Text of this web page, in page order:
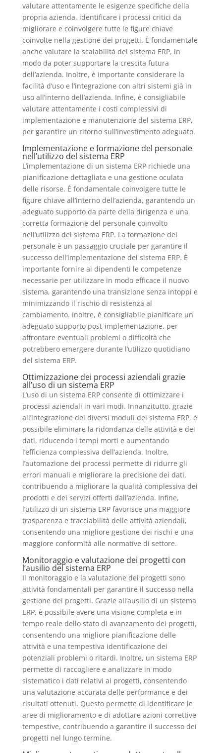
valutare attentamente le esigenze specifiche della
propria azienda, identificare i processi critici da
migliorare e coinvolgere tutte le figure chiave
coinvolte nella gestione dei progetti. È fondamentale
anche valutare la scalabilità del sistema ERP, in
modo da poter supportare la crescita futura
dell’azienda. Inoltre, è importante considerare la
facilità d’uso e l’integrazione con altri sistemi già in
uso all’interno dell’azienda. Infine, è consigliabile
valutare attentamente i costi complessivi di
implementazione e manutenzione del sistema ERP,
per garantire un ritorno sull’investimento adeguato.
Implementazione e formazione del personale
nell’utilizzo del sistema ERP
L’implementazione di un sistema ERP richiede una
pianificazione dettagliata e una gestione oculata
delle risorse. È fondamentale coinvolgere tutte le
figure chiave all’interno dell’azienda, garantendo un
adeguato supporto da parte della dirigenza e una
corretta formazione del personale coinvolto
nell’utilizzo del sistema ERP. La formazione del
personale è un passaggio cruciale per garantire il
successo dell’implementazione del sistema ERP. È
importante fornire ai dipendenti le competenze
necessarie per utilizzare in modo efficace il nuovo
sistema, garantendo una transizione senza intoppi e
minimizzando il rischio di resistenza al
cambiamento. Inoltre, è consigliabile pianificare un
adeguato supporto post-implementazione, per
affrontare eventuali problemi o difficoltà che
potrebbero emergere durante l’utilizzo quotidiano
del sistema ERP.
Ottimizzazione dei processi aziendali grazie
all’uso di un sistema ERP
L’uso di un sistema ERP consente di ottimizzare i
processi aziendali in vari modi. Innanzitutto, grazie
all’integrazione dei diversi moduli del sistema ERP, è
possibile eliminare la ridondanza delle attività e dei
dati, riducendo i tempi morti e aumentando
l’efficienza complessiva dell’azienda. Inoltre,
l’automazione dei processi permette di ridurre gli
errori manuali e migliorare la precisione dei dati,
contribuendo a migliorare la qualità complessiva dei
prodotti e dei servizi offerti dall’azienda. Infine,
l’utilizzo di un sistema ERP favorisce una maggiore
trasparenza e tracciabilità delle attività aziendali,
consentendo una migliore gestione dei rischi e una
maggiore conformità alle normative di settore.
Monitoraggio e valutazione dei progetti con
l’ausilio del sistema ERP
Il monitoraggio e la valutazione dei progetti sono
attività fondamentali per garantire il successo nella
gestione dei progetti. Grazie all’ausilio di un sistema
ERP, è possibile avere una visione completa e in
tempo reale dello stato di avanzamento dei progetti,
consentendo una migliore pianificazione delle
attività e una tempestiva identificazione dei
potenziali problemi o ritardi. Inoltre, un sistema ERP
permette di raccogliere e analizzare in modo
sistematico i dati relativi ai progetti, consentendo
una valutazione accurata delle performance e dei
risultati ottenuti. Questo permette di identificare le
aree di miglioramento e di adottare azioni correttive
tempestive, contribuendo a garantire il successo dei
progetti nel lungo termine.